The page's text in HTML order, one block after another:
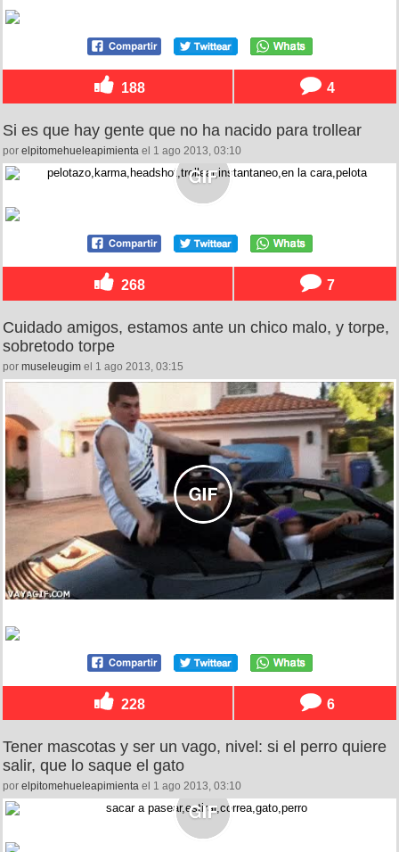
188 4
Si es que hay gente que no ha nacido para trollear
por elpitomehueleapimienta el 1 ago 2013, 03:10
268 7
Cuidado amigos, estamos ante un chico malo, y torpe,
sobretodo torpe
por museleugim el 1 ago 2013, 03:15
228 6
Tener mascotas y ser un vago, nivel: si el perro quiere
salir, que lo saque el gato
por elpitomehueleapimienta el 1 ago 2013, 03:10